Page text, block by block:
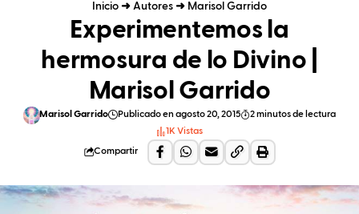
Inicio ➜ Autores ➜ Marisol Garrido
Experimentemos la
hermosura de lo Divino |
Marisol Garrido
Marisol Garrido Publicado en agosto 20, 2015
2 minutos de lectura
1K Vistas
Compartir